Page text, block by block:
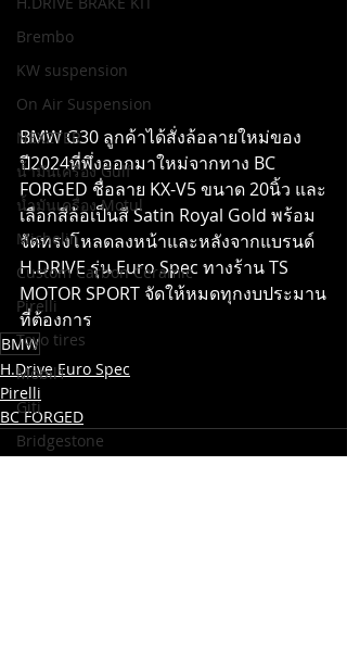
Brembo
KW suspension
On Air Suspension
NEXZTER
น้ำมันเครื่อง Gulf
น้ำมันเครื่อง Motul
Michelin
Custom Carbon Ceramic
Pirelli
Toyo tires
Mobil1
Giti
Bridgestone
BMW G30 ลูกค้าได้สั่งล้อลายใหม่ของ
ปี2024ที่พึ่งออกมาใหม่จากทาง BC
FORGED ชื่อลาย KX-V5 ขนาด 20นิ้ว และ
เลือกสีล้อเป็นสี Satin Royal Gold พร้อม
จัดทรงโหลดลงหน้าและหลังจากแบรนด์
H.DRIVE รุ่น Euro Spec ทางร้าน TS
MOTOR SPORT จัดให้หมดทุกงบประมาน
ที่ต้องการ
BMW
H.Drive Euro Spec
Pirelli
BC FORGED